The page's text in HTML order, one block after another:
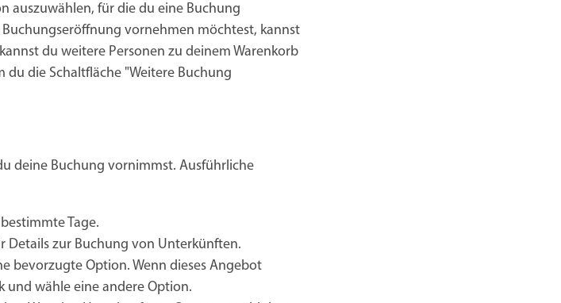
auszuwählen, für die du eine Buchung
vornehmen möchtest, kannst
du weitere Personen zu deinem Warenkorb
die Schaltfläche "Weitere Buchung
deine Buchung vornimmst. Ausführliche
Tage.
Details zur Buchung von Unterkünften.
bevorzugte Option. Wenn dieses Angebot
und wähle eine andere Option.